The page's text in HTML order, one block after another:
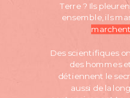
Terre ? Ils
ensemble, ils
Des scientifiques
des hommes
détiennent le
aussi de la